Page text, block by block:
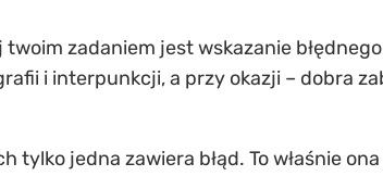
zadaniem jest wskazanie
i interpunkcji, a przy okazji – dobra
tylko jedna zawiera błąd. To właśnie